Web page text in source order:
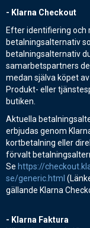
- Klarna Checkout
Efter identifiering och
betalningsalternativ
betalningsalternativ
samarbetspartners
medan själva köpet
Produkt- eller
butiken.
Aktuella
erbjudas genom
kortbetalning eller
förvalt
Se https://
se/generic.html
gällande Klarna
- Klarna Faktura